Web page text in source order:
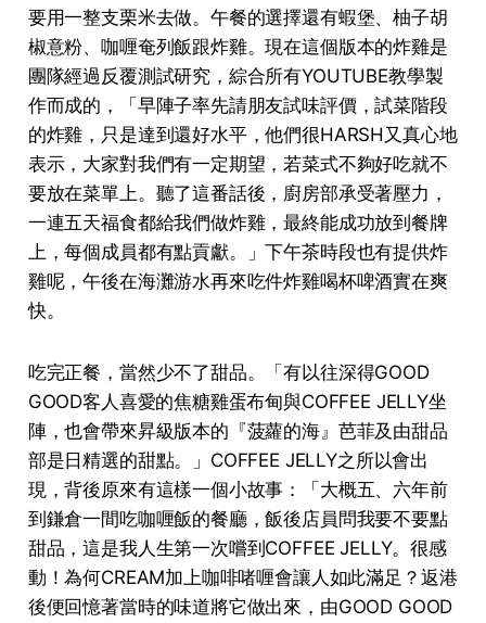
要⽤⼀整⽀栗⽶去做。午餐的選擇還有蝦堡、柚⼦胡
椒意粉、咖喱奄列飯跟炸雞。現在這個版本的炸雞是
團隊經過反覆測試研究，綜合所有YOUTUBE教學製
作⽽成的，「早陣⼦率先請朋友試味評價，試菜階段
的炸雞，只是達到還好⽔平，他們很HARSH⼜真⼼地
表⽰，⼤家對我們有⼀定期望，若菜式不夠好吃就不
要放在菜單上。聽了這番話後，廚房部承受著壓⼒，
⼀連五天福⾷都給我們做炸雞，最終能成功放到餐牌
上，每個成員都有點貢獻。」下午茶時段也有提供炸
雞呢，午後在海灘游水再來吃件炸雞喝杯啤酒實在爽
快。
吃完正餐，當然少不了甜品。「有以往深得GOOD
GOOD客⼈喜愛的焦糖雞蛋布甸與COFFEE JELLY坐
陣，也會帶來昇級版本的『菠蘿的海』芭菲及由甜品
部是⽇精選的甜點。」COFFEE JELLY之所以會出
現，背後原來有這樣⼀個⼩故事：「⼤概五、六年前
到鎌倉⼀間吃咖喱飯的餐廳，飯後店員問我要不要點
甜品，這是我⼈⽣第⼀次嚐到COFFEE JELLY。很感
動！為何CREAM加上咖啡啫喱會讓⼈如此滿⾜？返港
後便回憶著當時的味道將它做出來，由GOOD GOOD